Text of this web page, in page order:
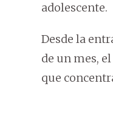
adolescente.
Desde la
de un mes,
que